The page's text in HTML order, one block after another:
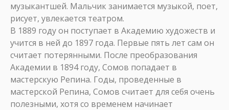
музыкантшей. Мальчик занимается музыкой, поет,
рисует, увлекается театром.
В 1889 году он поступает в Академию художеств и
учится в ней до 1897 года. Первые пять лет сам он
считает потерянными. После преобразования
Академии в 1894 году, Сомов попадает в
мастерскую Репина. Годы, проведенные в
мастерской Репина, Сомов считает для себя очень
полезными, хотя со временем начинает